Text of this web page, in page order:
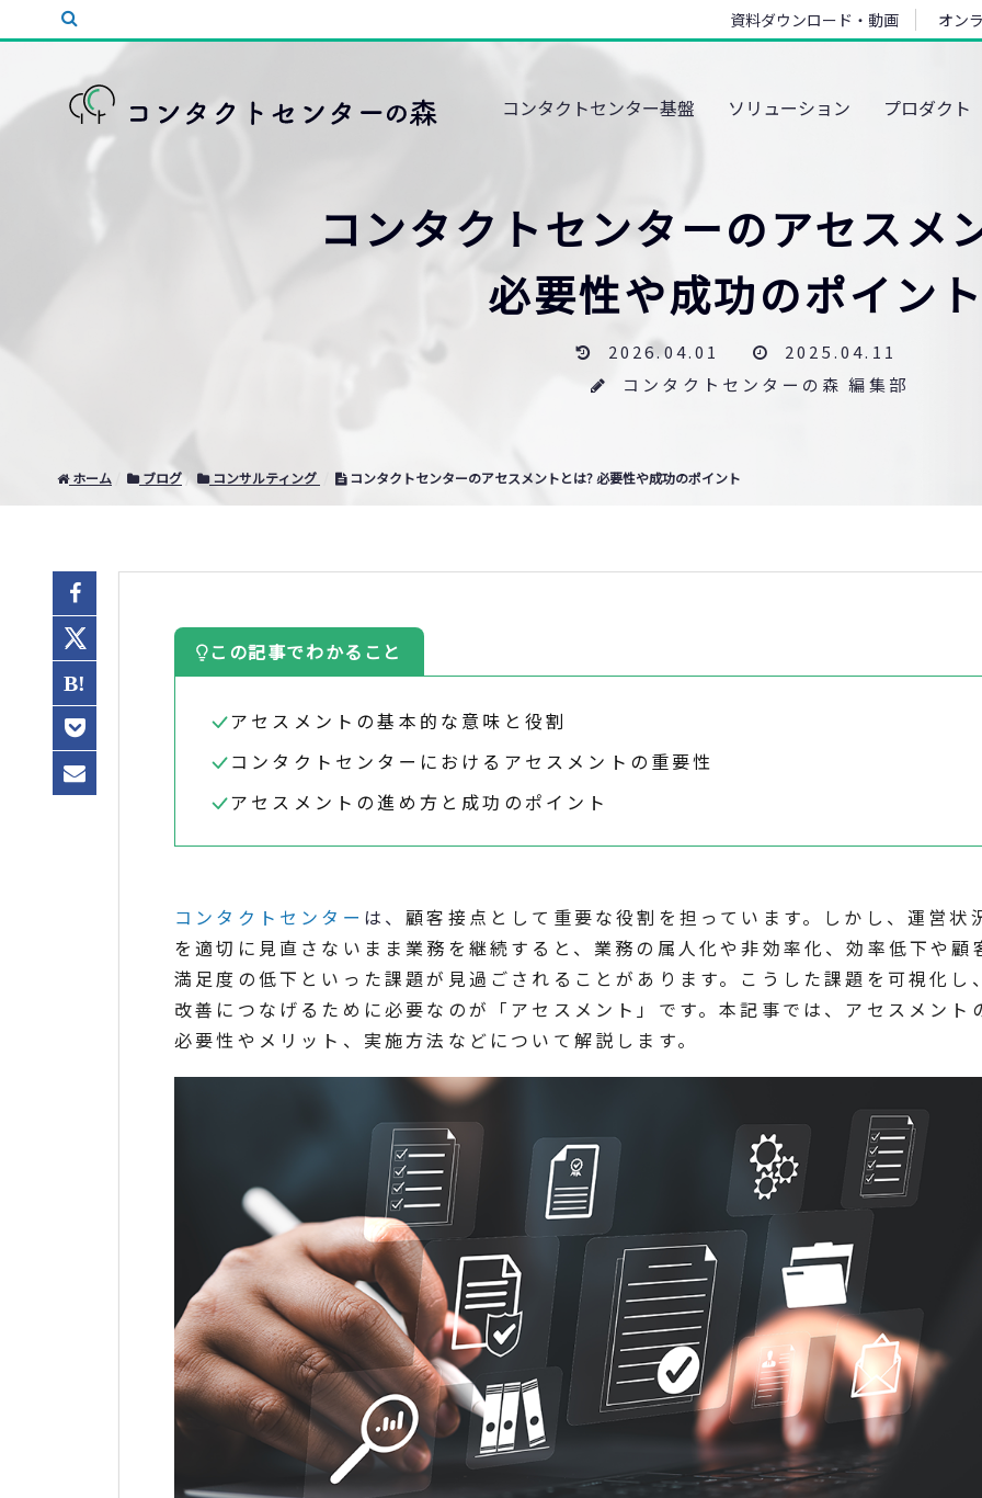
資料ダウンロード・動画 オン
コンタクトセンター基盤 ソリューション プロダクト
コンタクトセンターのアセスメ
必要性や成功のポイント
2026.04.01
2025.04.11
コンタクトセンターの森 編集部
ホーム ブログ コンサルティング コンタクトセンターのアセスメントとは? 必要性や成功のポイント
この記事でわかること
アセスメントの基本的な意味と役割
コンタクトセンターにおけるアセスメントの重要性
アセスメントの進め方と成功のポイント
コンタクトセンター は、顧客接点として重要な役割を担っています。しかし、運営状
を適切に見直さないまま業務を継続すると、業務の属人化や非効率化、効率低下や顧
満足度の低下といった課題が見過ごされることがあります。こうした課題を可視化し、
改善につなげるために必要なのが「アセスメント」です。本記事では、アセスメント
必要性やメリット、実施方法などについて解説します。